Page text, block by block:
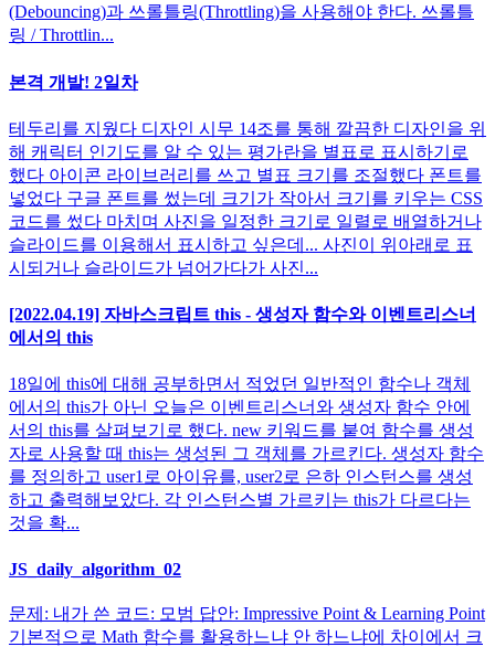
(Debouncing)과 쓰롤틀링(Throttling)을 사용해야 한다. 쓰롤틀
링 / Throttlin...
본격 개발! 2일차
테두리를 지웠다 디자인 시무 14조를 통해 깔끔한 디자인을 위
해 캐릭터 인기도를 알 수 있는 평가란을 별표로 표시하기로
했다 아이콘 라이브러리를 쓰고 별표 크기를 조절했다 폰트를
넣었다 구글 폰트를 썼는데 크기가 작아서 크기를 키우는 CSS
코드를 썼다 마치며 사진을 일정한 크기로 일렬로 배열하거나
슬라이드를 이용해서 표시하고 싶은데... 사진이 위아래로 표
시되거나 슬라이드가 넘어가다가 사진...
[2022.04.19] 자바스크립트 this - 생성자 함수와 이벤트리스너
에서의 this
18일에 this에 대해 공부하면서 적었던 일반적인 함수나 객체
에서의 this가 아닌 오늘은 이벤트리스너와 생성자 함수 안에
서의 this를 살펴보기로 했다. new 키워드를 붙여 함수를 생성
자로 사용할 때 this는 생성된 그 객체를 가르킨다. 생성자 함수
를 정의하고 user1로 아이유를, user2로 은하 인스턴스를 생성
하고 출력해보았다. 각 인스턴스별 가르키는 this가 다르다는
것을 확...
JS_daily_algorithm_02
문제: 내가 쓴 코드: 모범 답안: Impressive Point & Learning Point
기본적으로 Math 함수를 활용하느냐 안 하느냐에 차이에서 크